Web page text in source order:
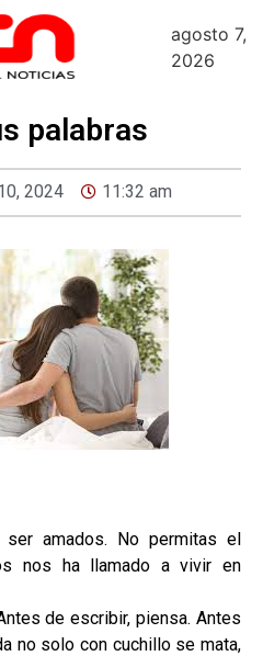
agosto 7,
2026
palabras
2024 11:32 am
ser amados. No permitas el
nos ha llamado a vivir en
de escribir, piensa. Antes
no solo con cuchillo se mata,